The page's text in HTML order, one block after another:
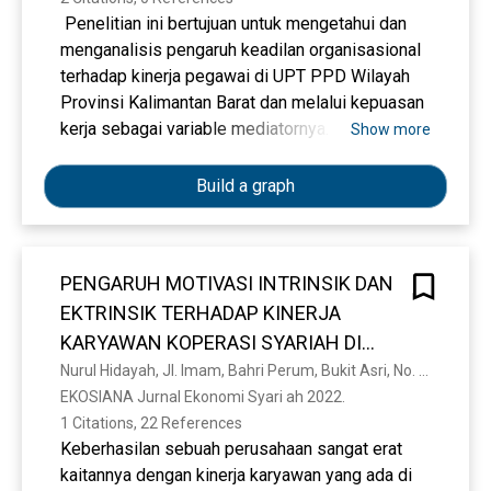
Penelitian ini bertujuan untuk mengetahui dan
menganalisis pengaruh keadilan organisasional
terhadap kinerja pegawai di UPT PPD Wilayah
Provinsi Kalimantan Barat dan melalui kepuasan
kerja sebagai variable mediatornya. Populasi
UPT PPD Wilayah Provinsi Kalimantan Barat
yang berjumlah 100 orang. Metode pengumpulan
data dilakukan dengan kuesioner. Teknik analisis
penelitian menunjukkan bahwa Keadilan
distributif tidak berpengaruh terhadap kepuasan
kerja tetapi Keadilan procedural dan
interaksional berpengaruh langsung dan
signifikan terhadap kepuasan kerja. Temuan
penelitian selanjutnya keadilan distributif dan
prosedural tidak berpengaruh terhadap kinerja
tetapi keadilan interaksional dan kepuasan kerja
Show more
Build a graph
PENGARUH MOTIVASI INTRINSIK DAN
EKTRINSIK TERHADAP KINERJA
KARYAWAN KOPERASI SYARIAH DI
KALIBARU
EKOSIANA Jurnal Ekonomi Syari ah 2022.
1 Citations, 22 References
Keberhasilan sebuah perusahaan sangat erat
kaitannya dengan kinerja karyawan yang ada di